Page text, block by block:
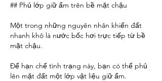
## Phủ lớp giữ ẩm trên bề mặt chậu
Một trong những nguyên nhân khiến đất
nhanh khô là nước bốc hơi trực tiếp từ bề
mặt chậu.
Để hạn chế tình trạng này, bạn có thể phủ
lên mặt đất một lớp vật liệu giữ ẩm.